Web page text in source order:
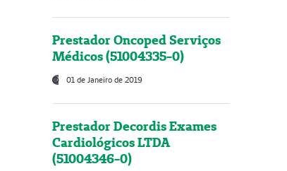
Prestador Oncoped Serviços
Médicos (51004335-0)
01 de Janeiro de 2019
Prestador Decordis Exames
Cardiológicos LTDA
(51004346-0)